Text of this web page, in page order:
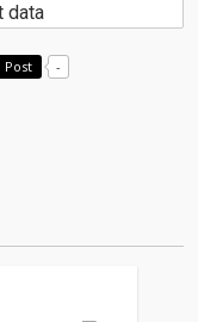
data
Post -